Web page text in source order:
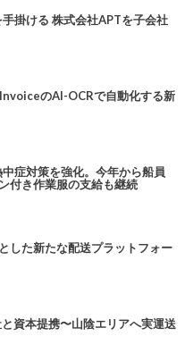
掛ける 株式会社APTを子会社
のAI-OCRで自動化する新
症対策を強化。今年から船員
付き作業服の支給も継続
した新たな配送プラットフォー
資本提携〜山陰エリアへ実運送